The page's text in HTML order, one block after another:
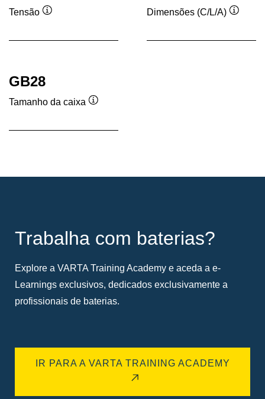
Tensão
ferramenta
Dimensões (C/L/A)
GB28
Tamanho da caixa
ferramenta
Trabalha com baterias?
Explore a VARTA Training Academy e aceda a e-
Learnings exclusivos, dedicados exclusivamente a
profissionais de baterias.
IR PARA A VARTA TRAINING ACADEMY